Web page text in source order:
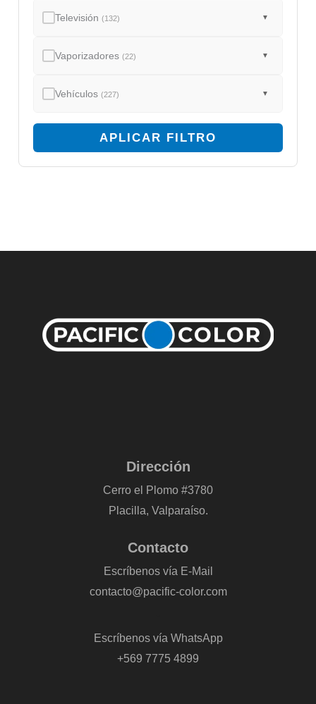
Televisión(132) ▼
Vaporizadores(22) ▼
Vehículos(227) ▼
APLICAR FILTRO
Dirección
Cerro el Plomo #3780
Placilla, Valparaíso.
Contacto
Escríbenos vía E-Mail
contacto@pacific-color.com
Escríbenos vía WhatsApp
+569 7775 4899